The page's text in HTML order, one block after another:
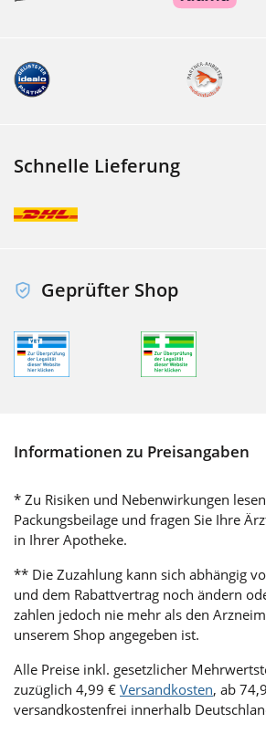
Schnelle Lieferung
Geprüfter Shop
Informationen zu Preisangaben
* Zu Risiken und Nebenwirkungen
Packungsbeilage und fragen Sie Ihre
in Ihrer Apotheke.
** Die Zuzahlung kann sich abhängig
und dem Rabattvertrag noch ändern
zahlen jedoch nie mehr als den
unserem Shop angegeben ist.
Alle Preise inkl. gesetzlicher
zuzüglich 4,99 € Versandkosten, ab
versandkostenfrei innerhalb